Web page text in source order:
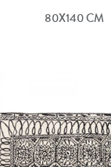
80X140 CM